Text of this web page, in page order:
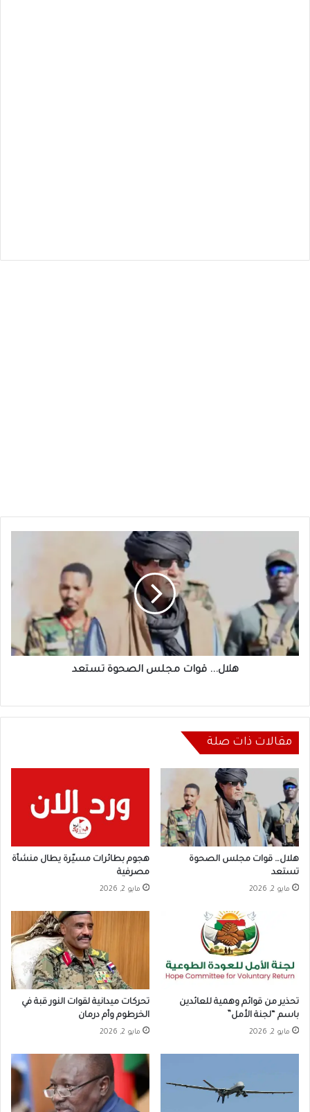
قوات
مجلس
الصحوة
تستعد
هلال... قوات مجلس الصحوة تستعد
مقالات ذات صلة
هلال… قوات مجلس الصحوة
تستعد
مايو 2, 2026
هجوم بطائرات مسيّرة يطال منشأة
مصرفية
مايو 2, 2026
تحذير من قوائم وهمية للعائدين
باسم “لجنة الأمل”
مايو 2, 2026
تحركات ميدانية لقوات النور قبة في
الخرطوم وأم درمان
مايو 2, 2026